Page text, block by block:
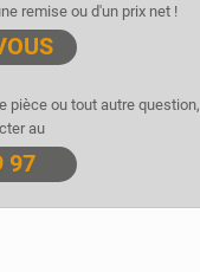
remise ou d'un prix net !
pièce ou tout autre question,
au
97